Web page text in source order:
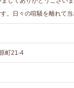
。日々の喧騒を離れて
町21-4